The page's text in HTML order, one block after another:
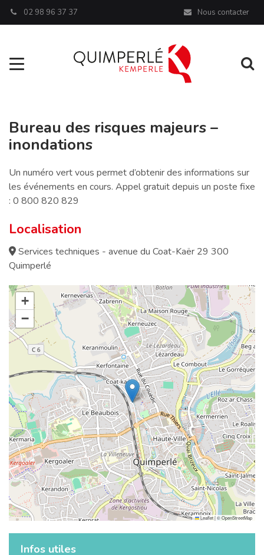
02 98 96 37 37 Nous contacter
Aller à la navigation
Bureau des risques majeurs –
inondations
Un numéro vert vous permet d’obtenir des informations sur
les événements en cours. Appel gratuit depuis un poste fixe
: 0 800 820 829
Localisation
Services techniques - avenue du Coat-Kaër 29 300
Quimperlé
+
−
Leaflet|©OpenStreetMap
Infos utiles